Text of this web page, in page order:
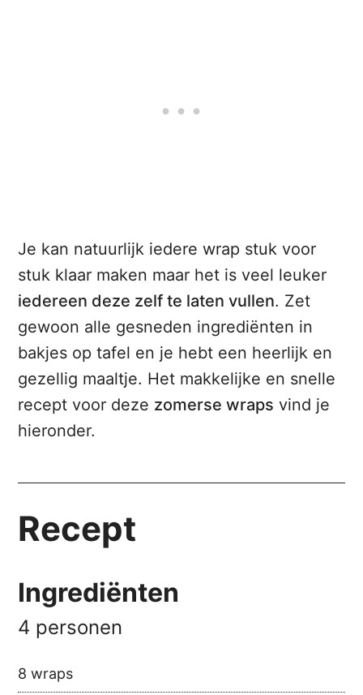
Je kan natuurlijk iedere wrap stuk voor
stuk klaar maken maar het is veel leuker
iedereen deze zelf te laten vullen. Zet
gewoon alle gesneden ingrediënten in
bakjes op tafel en je hebt een heerlijk en
gezellig maaltje. Het makkelijke en snelle
recept voor deze zomerse wraps vind je
hieronder.
Recept
Ingrediënten
4 personen
8 wraps